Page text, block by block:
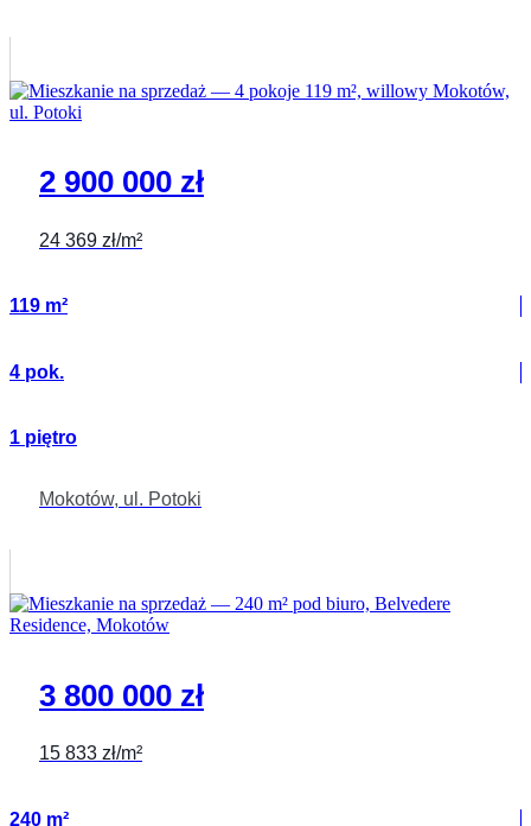
2 900 000 zł
24 369 zł/m²
119 m²
4 pok.
1 piętro
Mokotów, ul. Potoki
3 800 000 zł
15 833 zł/m²
240 m²